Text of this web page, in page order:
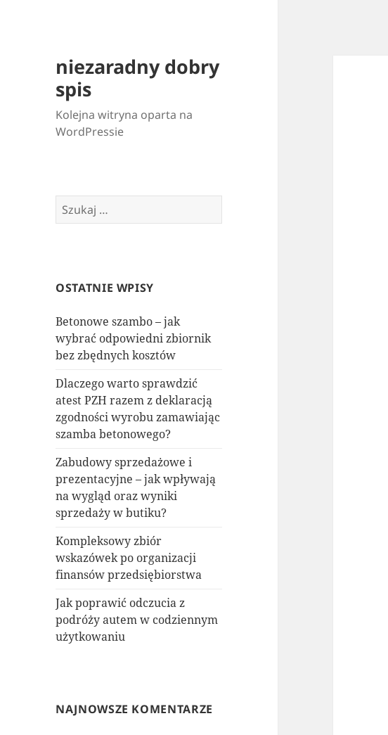
niezaradny dobry
spis
Kolejna witryna oparta na
WordPressie
Szukaj:
OSTATNIE WPISY
Betonowe szambo – jak
wybrać odpowiedni zbiornik
bez zbędnych kosztów
Dlaczego warto sprawdzić
atest PZH razem z deklaracją
zgodności wyrobu zamawiając
szamba betonowego?
Zabudowy sprzedażowe i
prezentacyjne – jak wpływają
na wygląd oraz wyniki
sprzedaży w butiku?
Kompleksowy zbiór
wskazówek po organizacji
finansów przedsiębiorstwa
Jak poprawić odczucia z
podróży autem w codziennym
użytkowaniu
NAJNOWSZE KOMENTARZE